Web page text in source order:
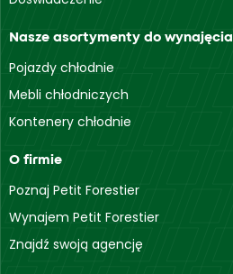
Nasze asortymenty do wynajęcia
Pojazdy chłodnie
Mebli chłodniczych
Kontenery chłodnie
O firmie
Poznaj Petit Forestier
Wynajem Petit Forestier
Znajdź swoją agencję